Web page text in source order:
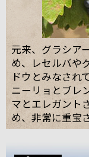
元来、グラシア
め、レセルバや
ドウとみなされ
ニーリョとブレ
マとエレガント
め、非常に重宝